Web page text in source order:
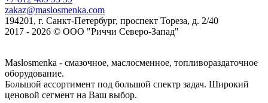
zakaz@maslosmenka.com
194201, г. Санкт-Петербург, проспект Тореза, д. 2/40
2017 - 2026 © ООО "Риччи Северо-Запад"
Maslosmenka - смазочное, маслосменное, топливораздаточное
оборудование.
Большой ассортимент под большой спектр задач. Широкий
ценовой сегмент на Ваш выбор.